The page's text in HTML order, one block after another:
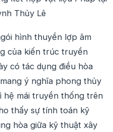
Thủy Lê
hình thuyền lợp âm
của kiến trúc truyền
có tác dụng điều hòa
ý nghĩa phong thủy
hệ mái truyền thống trên
thấy sự tính toán kỹ
hòa giữa kỹ thuật xây